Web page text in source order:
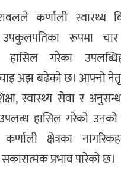
कर्णाली स्वास्थ्य
उपकुलपतिका रूपमा
हासिल गरेका
अझ बढेको छ। आफ्नो
स्वास्थ्य सेवा र
हासिल गरेको उनको
क्षेत्रका
प्रभाव पारेको छ।